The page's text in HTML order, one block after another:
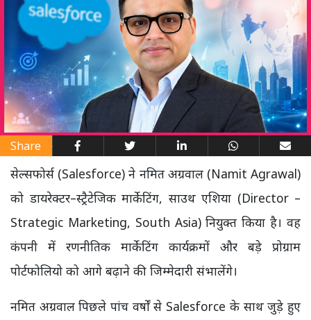
Share
सेल्सफोर्स (Salesforce) ने नमित अग्रवाल (Namit Agrawal)
को डायरेक्टर–स्ट्रैटेजिक मार्केटिंग, साउथ एशिया (Director –
Strategic Marketing, South Asia) नियुक्त किया है। वह
कंपनी में रणनीतिक मार्केटिंग कार्यक्रमों और बड़े प्रोग्राम
पोर्टफोलियो को आगे बढ़ाने की जिम्मेदारी संभालेंगे।
नमित अग्रवाल पिछले पांच वर्षों से Salesforce के साथ जुड़े हुए